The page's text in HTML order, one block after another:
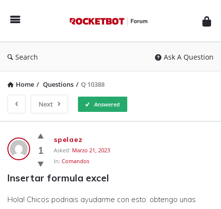
Forum
Search Ask A Question
Home / Questions / Q 10388
Next Answered
Rocketbot
Forum
Latest
Questions
1
spelaez
Asked: Marzo 21, 2023
In: Comandos
Insertar formula excel
Hola! Chicos podriais ayudarme con esto: obtengo unas